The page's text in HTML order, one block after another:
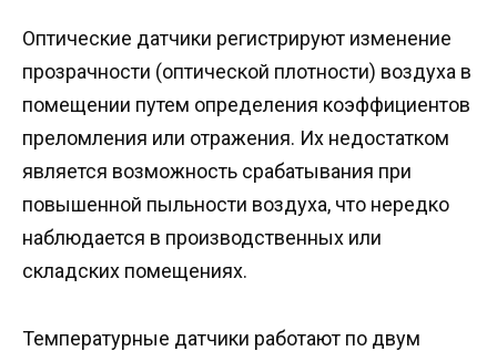
Оптические датчики регистрируют изменение
прозрачности (оптической плотности) воздуха в
помещении путем определения коэффициентов
преломления или отражения. Их недостатком
является возможность срабатывания при
повышенной пыльности воздуха, что нередко
наблюдается в производственных или
складских помещениях.
Температурные датчики работают по двум